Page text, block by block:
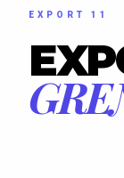
EXPORT 11